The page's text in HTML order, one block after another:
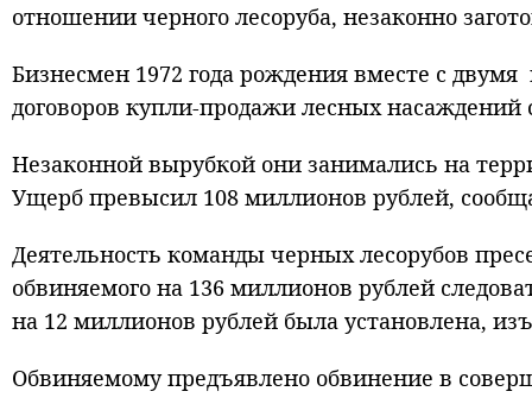
отношении черного лесоруба, незаконно
Бизнесмен 1972 года рождения вместе с
договоров купли-продажи лесных насаждений
Незаконной вырубкой они занимались на
Ущерб превысил 108 миллионов рублей,
Деятельность команды черных лесорубов
обвиняемого на 136 миллионов рублей
на 12 миллионов рублей была установлена,
Обвиняемому предъявлено обвинение в